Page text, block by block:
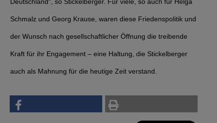
Schmalz und Georg Krause, waren diese Friedenspolitik und
der Wunsch nach gesellschaftlicher Öffnung die treibende
Kraft für ihr Engagement – eine Haltung, die Stickelberger
auch als Mahnung für die heutige Zeit verstand.